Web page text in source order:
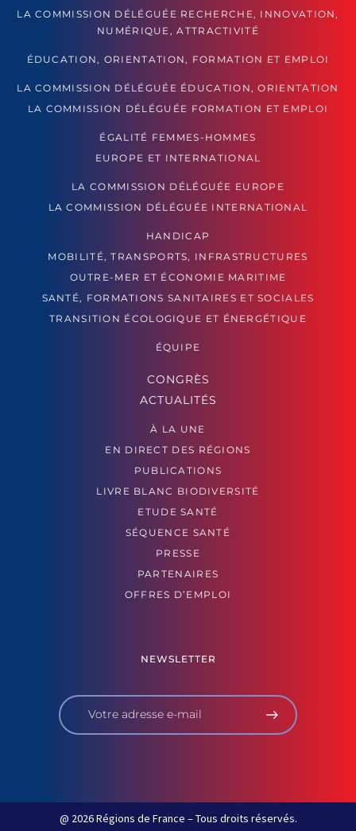
LA COMMISSION DÉLÉGUÉE RECHERCHE, INNOVATION,
NUMÉRIQUE, ATTRACTIVITÉ
ÉDUCATION, ORIENTATION, FORMATION ET EMPLOI
LA COMMISSION DÉLÉGUÉE ÉDUCATION, ORIENTATION
LA COMMISSION DÉLÉGUÉE FORMATION ET EMPLOI
ÉGALITÉ FEMMES-HOMMES
EUROPE ET INTERNATIONAL
LA COMMISSION DÉLÉGUÉE EUROPE
LA COMMISSION DÉLÉGUÉE INTERNATIONAL
HANDICAP
MOBILITÉ, TRANSPORTS, INFRASTRUCTURES
OUTRE-MER ET ÉCONOMIE MARITIME
SANTÉ, FORMATIONS SANITAIRES ET SOCIALES
TRANSITION ÉCOLOGIQUE ET ÉNERGÉTIQUE
ÉQUIPE
CONGRÈS
ACTUALITÉS
À LA UNE
EN DIRECT DES RÉGIONS
PUBLICATIONS
LIVRE BLANC BIODIVERSITÉ
ETUDE SANTÉ
SÉQUENCE SANTÉ
PRESSE
PARTENAIRES
OFFRES D’EMPLOI
NEWSLETTER
@ 2026 Régions de France – Tous droits réservés.